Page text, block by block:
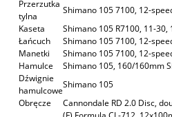
Przerzutka
tylna
Shimano 105 7100, 12-
Kaseta
Shimano 105 R7100, 11-30,
Łańcuch
Shimano 105 7100, 12-
Manetki
Shimano 105 7100, 12-
Hamulce
Shimano 105, 160/160mm
Dźwignie
hamulcowe
Shimano 105
Obręcze
Cannondale RD 2.0 Disc,